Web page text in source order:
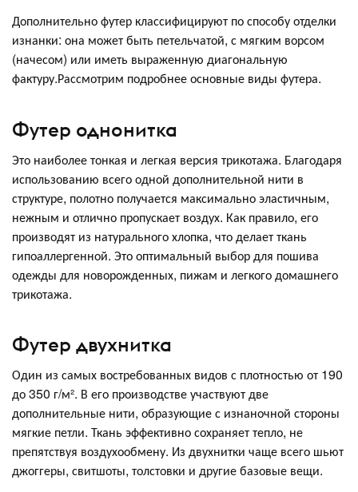
Дополнительно футер классифицируют по способу отделки
изнанки: она может быть петельчатой, с мягким ворсом
(начесом) или иметь выраженную диагональную
фактуру.Рассмотрим подробнее основные виды футера.
Футер однонитка
Это наиболее тонкая и легкая версия трикотажа. Благодаря
использованию всего одной дополнительной нити в
структуре, полотно получается максимально эластичным,
нежным и отлично пропускает воздух. Как правило, его
производят из натурального хлопка, что делает ткань
гипоаллергенной. Это оптимальный выбор для пошива
одежды для новорожденных, пижам и легкого домашнего
трикотажа.
Футер двухнитка
Один из самых востребованных видов с плотностью от 190
до 350 г/м². В его производстве участвуют две
дополнительные нити, образующие с изнаночной стороны
мягкие петли. Ткань эффективно сохраняет тепло, не
препятствуя воздухообмену. Из двухнитки чаще всего шьют
джоггеры, свитшоты, толстовки и другие базовые вещи.